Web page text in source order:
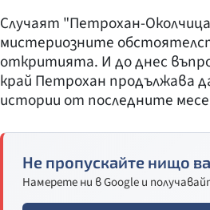
Случаят "Петрохан-
мистериозните
откритията. И до днес
край Петрохан продължава
истории от последните
Не пропускайте нищо
Намерете ни в Google и